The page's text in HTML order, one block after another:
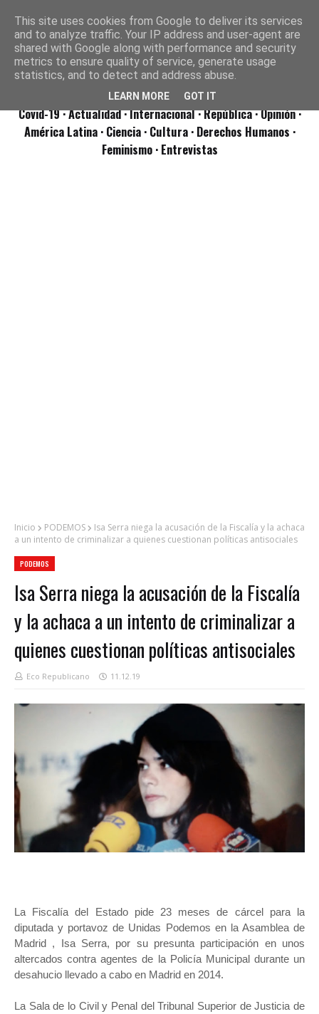
Covid-19· Actualidad· Internacional· República· Opinión·
América Latina · Ciencia · Cultura · Derechos Humanos ·
Feminismo · Entrevistas
Inicio PODEMOS
Isa Serra niega la acusación de la Fiscalía y la achaca
a un intento de criminalizar a quienes cuestionan políticas antisociales
PODEMOS
Isa Serra niega la acusación de la Fiscalía
y la achaca a un intento de criminalizar a
quienes cuestionan políticas antisociales
Eco Republicano 11.12.19
La Fiscalía del Estado pide 23 meses de cárcel para la
diputada y portavoz de Unidas Podemos en la Asamblea de
Madrid , Isa Serra, por su presunta participación en unos
altercados contra agentes de la Policía Municipal durante un
desahucio llevado a cabo en Madrid en 2014.
La Sala de lo Civil y Penal del Tribunal Superior de Justicia de
This site uses cookies from Google to deliver its services
and to analyze traffic. Your IP address and user-agent are
shared with Google along with performance and security
metrics to ensure quality of service, generate usage
statistics, and to detect and address abuse.
LEARN MORE GOT IT